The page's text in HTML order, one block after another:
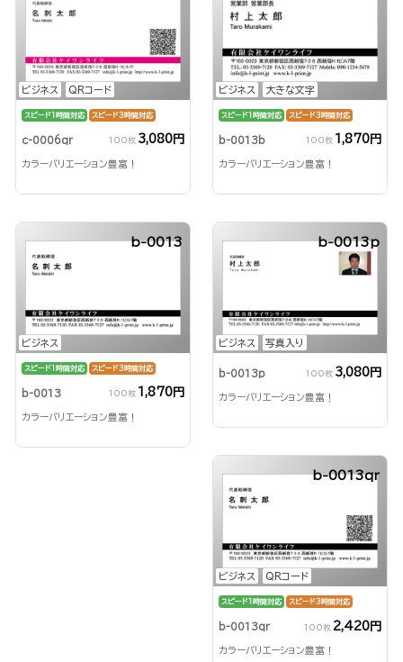
ビジネス QRコード
スピード1時間対応 スピード3時間対応
c-0006qr 100枚 3,080円
カラーバリエーション豊富！
ビジネス 大きな文字
スピード1時間対応 スピード3時間対応
b-0013b 100枚 1,870円
カラーバリエーション豊富！
ビジネス
b-0013
スピード1時間対応 スピード3時間対応
b-0013 100枚 1,870円
カラーバリエーション豊富！
ビジネス 写真入り
b-0013p
b-0013p 100枚 3,080円
カラーバリエーション豊富！
ビジネス QRコード
b-0013qr
スピード1時間対応 スピード3時間対応
b-0013qr 100枚 2,420円
カラーバリエーション豊富！